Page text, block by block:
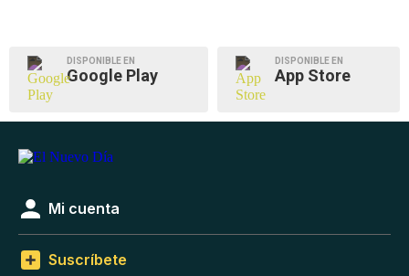
DISPONIBLE EN
Google Play
DISPONIBLE EN
App Store
Mi cuenta
Suscríbete